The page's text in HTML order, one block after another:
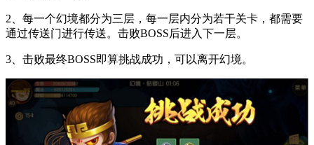
2、每一个幻境都分为三层，每一层内分为若干关卡，都需要
通过传送门进行传送。击败BOSS后进入下一层。
3、击败最终BOSS即算挑战成功，可以离开幻境。